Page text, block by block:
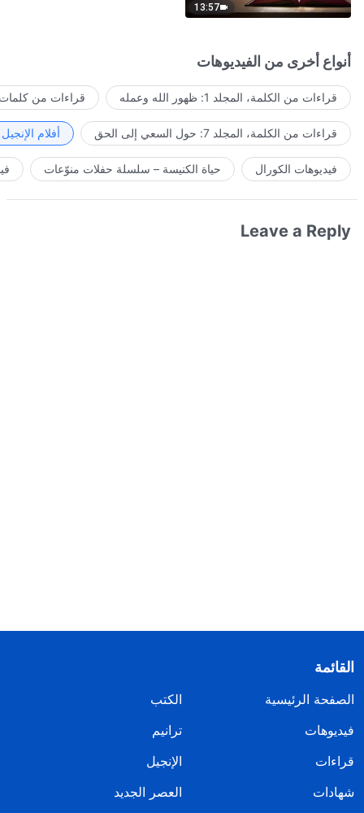
13:57
أنواع أخرى من الفيديوهات
قراءات من الكلمة، المجلد 1: ظهور الله وعمله قراءات من كلمات
قراءات من الكلمة، المجلد 7: حول السعي إلى الحق أفلام الإنجيل
فيديوهات الكورال حياة الكنيسة – سلسلة حفلات منوّعات
Leave a Reply
القائمة
الصفحة الرئيسية
الكتب
فيديوهات
ترانيم
قراءات
الإنجيل
شهادات
العصر الجديد